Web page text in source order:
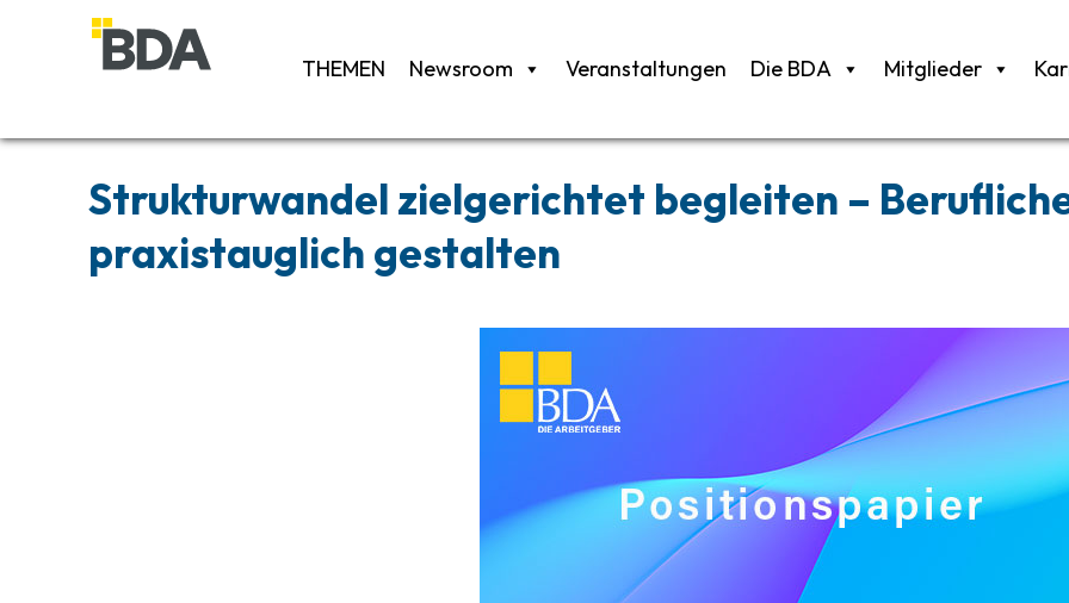
THEMEN Newsroom Veranstaltungen Die BDA Mitglieder
Strukturwandel zielgerichtet begleiten –
praxistauglich gestalten